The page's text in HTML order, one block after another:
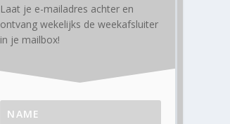
Laat je e-mailadres achter en
ontvangwekelijks de weekafsluiter
in je mailbox!